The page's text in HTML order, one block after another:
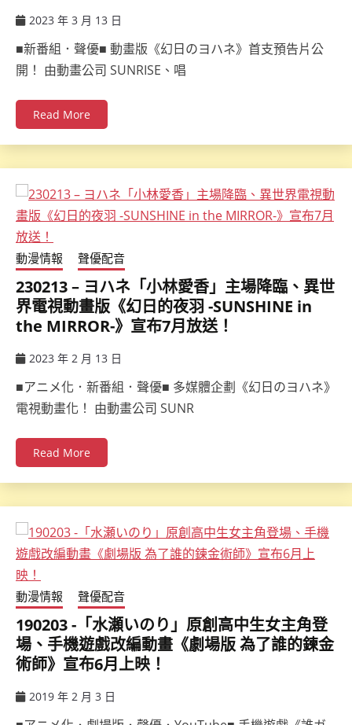
2023 年 3 月 13 日
■新番組．聲優■ 動畫版《幻日のヨハネ》首支預告片公
開！ 由動畫公司 SUNRISE、唱
Read More
動漫情報 聲優配音
230213 – ヨハネ「小林愛香」主場降臨、異世
界電視動畫版《幻日的夜羽 -SUNSHINE in
the MIRROR-》宣布7月放送！
2023 年 2 月 13 日
■アニメ化．新番組．聲優■ 多媒體企劃《幻日のヨハネ》
電視動畫化！ 由動畫公司 SUNR
Read More
動漫情報 聲優配音
190203 -「水瀬いのり」原創高中生女主角登
場、手機遊戲改編動畫《劇場版 為了誰的鍊金
術師》宣布6月上映！
2019 年 2 月 3 日